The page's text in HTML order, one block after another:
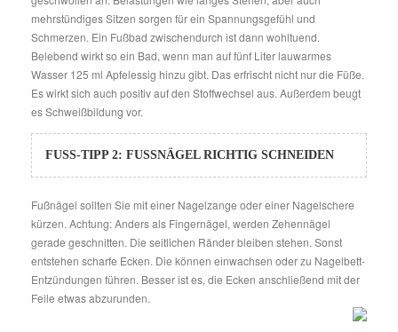
mehrstündiges Sitzen sorgen für ein Spannungsgefühl und
Schmerzen. Ein Fußbad zwischendurch ist dann wohltuend.
Belebend wirkt so ein Bad, wenn man auf fünf Liter lauwarmes
Wasser 125 ml Apfelessig hinzu gibt. Das erfrischt nicht nur die Füße.
Es wirkt sich auch positiv auf den Stoffwechsel aus. Außerdem beugt
es Schweißbildung vor.
FUSS-TIPP 2: FUSSNÄGEL RICHTIG SCHNEIDEN
Fußnägel sollten Sie mit einer Nagelzange oder einer Nagelschere
kürzen. Achtung: Anders als Fingernägel, werden Zehennägel
gerade geschnitten. Die seitlichen Ränder bleiben stehen. Sonst
entstehen scharfe Ecken. Die können einwachsen oder zu Nagelbett-
Entzündungen führen. Besser ist es, die Ecken anschließend mit der
Feile etwas abzurunden.